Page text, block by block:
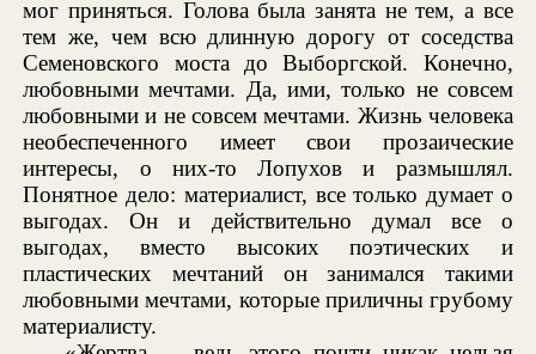
мог приняться. Голова была занята не тем, а все
тем же, чем всю длинную дорогу от соседства
Семеновского моста до Выборгской. Конечно,
любовными мечтами. Да, ими, только не совсем
любовными и не совсем мечтами. Жизнь человека
необеспеченного имеет свои прозаические
интересы, о них-то Лопухов и размышлял.
Понятное дело: материалист, все только думает о
выгодах. Он и действительно думал все о
выгодах, вместо высоких поэтических и
пластических мечтаний он занимался такими
любовными мечтами, которые приличны грубому
материалисту.